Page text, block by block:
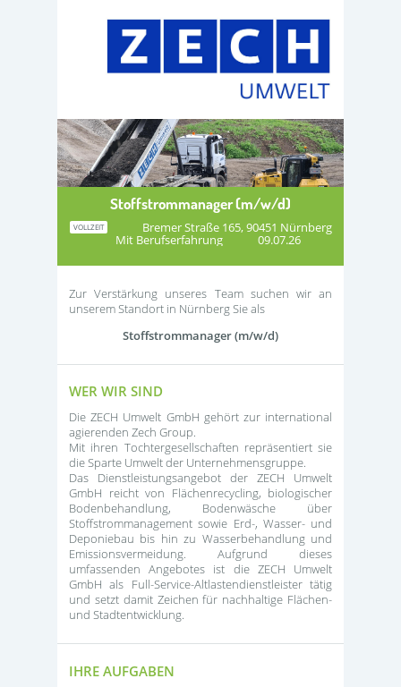
Stoffstrommanager (m/w/d)
VOLLZEIT Bremer Straße 165, 90451 Nürnberg
Mit Berufserfahrung 09.07.26
Zur Verstärkung unseres Team suchen wir an
unserem Standort in Nürnberg Sie als
Stoffstrommanager (m/w/d)
WER WIR SIND
Die ZECH Umwelt GmbH gehört zur international
agierenden Zech Group.
Mit ihren Tochtergesellschaften repräsentiert sie
die Sparte Umwelt der Unternehmensgruppe.
Das Dienstleistungsangebot der ZECH Umwelt
GmbH reicht von Flächenrecycling, biologischer
Bodenbehandlung, Bodenwäsche über
Stoffstrommanagement sowie Erd-, Wasser- und
Deponiebau bis hin zu Wasserbehandlung und
Emissionsvermeidung. Aufgrund dieses
umfassenden Angebotes ist die ZECH Umwelt
GmbH als Full-Service-Altlastendienstleister tätig
und setzt damit Zeichen für nachhaltige Flächen-
und Stadtentwicklung.
IHRE AUFGABEN